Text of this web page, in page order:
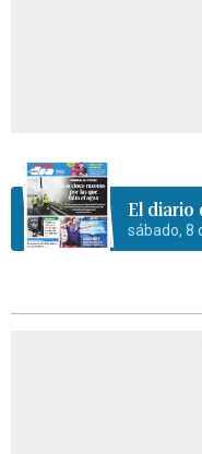
El diario
sábado, 8